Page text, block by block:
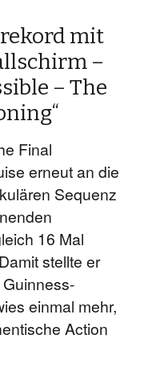
mit
–
– The
Final
erneut an die
Sequenz
16 Mal
stellte er
einmal mehr,
Action